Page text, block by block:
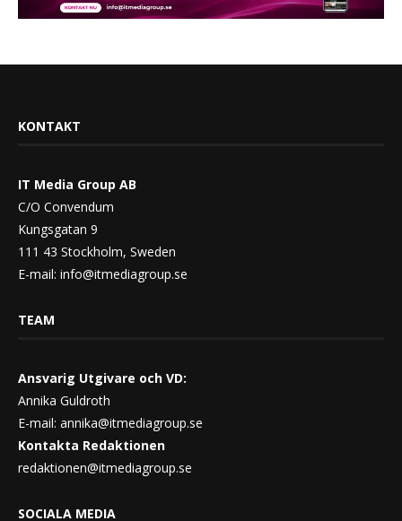
KONTAKT
IT Media Group AB
C/O Convendum
Kungsgatan 9
111 43 Stockholm, Sweden
E-mail: info@itmediagroup.se
TEAM
Ansvarig Utgivare och VD:
Annika Guldroth
E-mail: annika@itmediagroup.se
Kontakta Redaktionen
redaktionen@itmediagroup.se
SOCIALA MEDIA